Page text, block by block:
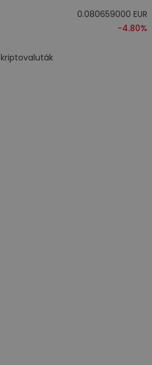
0.080659000 EUR
-4.80%
kriptovaluták